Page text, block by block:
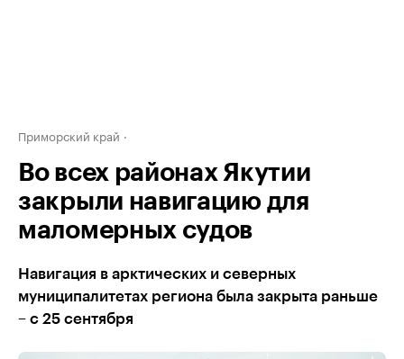
Приморский край
Во всех районах Якутии
закрыли навигацию для
маломерных судов
Навигация в арктических и северных
муниципалитетах региона была закрыта раньше
– с 25 сентября